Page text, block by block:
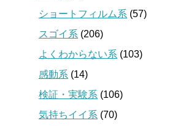
ショートフィルム系 (57)
スゴイ系 (206)
よくわからない系 (103)
感動系 (14)
検証・実験系 (106)
気持ちイイ系 (70)